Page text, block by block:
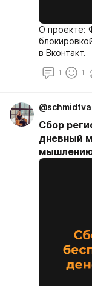
О проекте:
в Вконтакт.
1 1
Сбор
дневный